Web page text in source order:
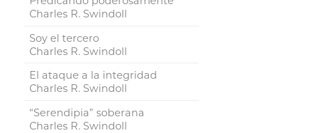
Charles R. Swindoll
Soy el tercero
Charles R. Swindoll
El ataque a la integridad
Charles R. Swindoll
“Serendipia” soberana
Charles R. Swindoll